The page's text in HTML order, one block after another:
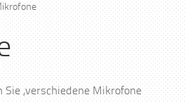
Sie ,verschiedene Mikrofone